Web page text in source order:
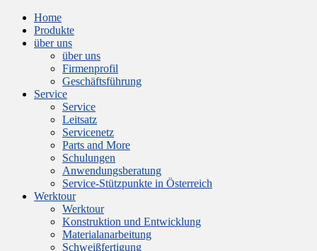
Home
Produkte
über uns
über uns
Firmenprofil
Geschäftsführung
Service
Service
Leitsatz
Servicenetz
Parts and More
Schulungen
Anwendungsberatung
Service-Stützpunkte in Österreich
Werktour
Werktour
Konstruktion und Entwicklung
Materialanarbeitung
Schweißfertigung